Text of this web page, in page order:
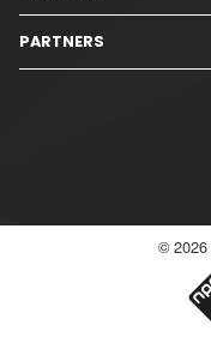
PARTNERS
© 2026